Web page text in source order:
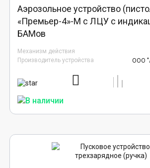
Аэрозольное устройство
«Премьер-4»-М с ЛЦУ с
БАМов
Механизм действия
Производитель устройства
ООО